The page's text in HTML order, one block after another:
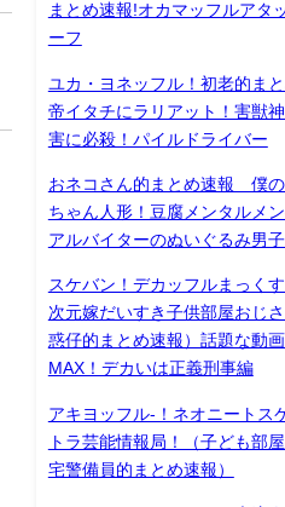
まとめ速報!オカマッフルアタ
ーフ
ユカ・ヨネッフル！初老的ま
帝イタチにラリアット！害獣
害に必殺！パイルドライバー
おネコさん的まとめ速報 僕
ちゃん人形！豆腐メンタルメ
アルバイターのぬいぐるみ男
スケバン！デカッフルまっく
次元嫁だいすき子供部屋おじ
惑仔的まとめ速報）話題な動
MAX！デカいは正義刑事編
アキヨッフル-！ネオニートス
トラ芸能情報局！（子ども部
宅警備員的まとめ速報）